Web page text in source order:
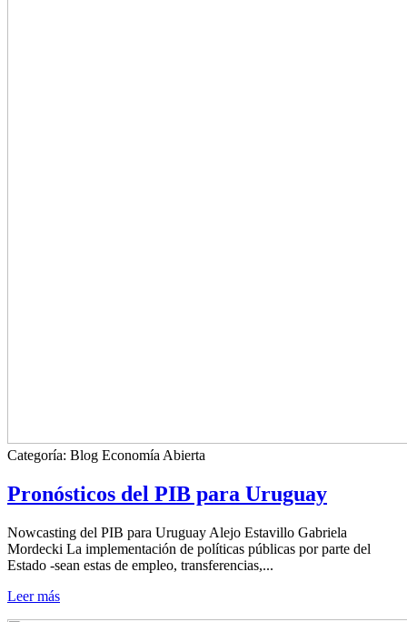
Categoría: Blog Economía Abierta
Pronósticos del PIB para Uruguay
Nowcasting del PIB para Uruguay Alejo Estavillo Gabriela
Mordecki La implementación de políticas públicas por parte del
Estado -sean estas de empleo, transferencias,...
Leer más